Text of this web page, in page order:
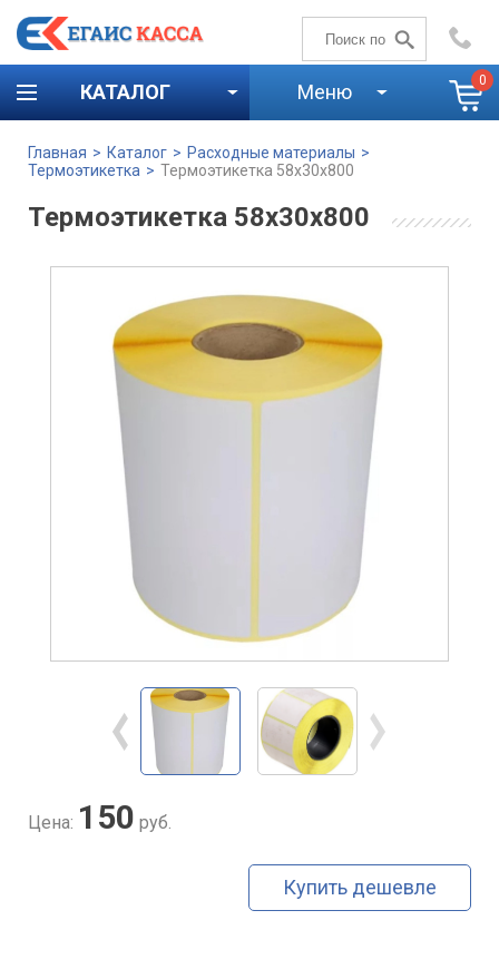
+7 (4842)59-58-00
КАТАЛОГ Меню 0
Главная > Каталог > Расходные материалы >
Термоэтикетка > Термоэтикетка 58х30х800
Термоэтикетка 58х30х800
Купить дешевле
Цена: 150 руб.